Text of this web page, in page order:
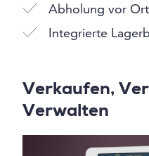
Abholung vor
Integrierte
Verkaufen,
Verwalten